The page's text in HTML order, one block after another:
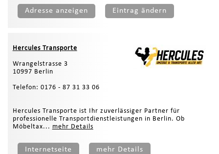
Adresse anzeigen Eintrag ändern
Hercules Transporte
Wrangelstrasse 3
10997 Berlin
Telefon: 0176 - 87 31 33 06
Hercules Transporte ist Ihr zuverlässiger Partner für
professionelle Transportdienstleistungen in Berlin. Ob
Möbeltax... mehr Details
Internetseite mehr Details